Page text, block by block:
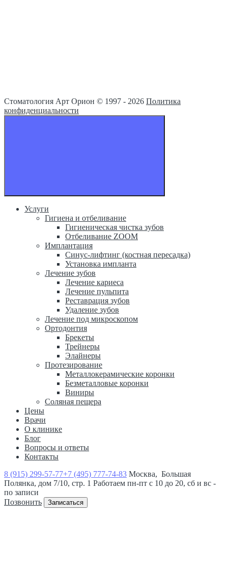
Стоматология Арт Орион © 1997 - 2026 Политика
конфиденциальности
Услуги
Гигиена и отбеливание
Гигиеническая чистка зубов
Отбеливание ZOOM
Имплантация
Синус-лифтинг (костная пересадка)
Установка импланта
Лечение зубов
Лечение кариеса
Лечение пульпита
Реставрация зубов
Удаление зубов
Лечение под микроскопом
Ортодонтия
Брекеты
Трейнеры
Элайнеры
Протезирование
Металлокерамические коронки
Безметалловые коронки
Виниры
Соляная пещера
Цены
Врачи
О клинике
Блог
Вопросы и ответы
Контакты
8 (915) 299-57-77+7 (495) 777-74-83 Москва, Большая
Полянка, дом 7/10, стр. 1 Работаем пн-пт с 10 до 20, сб и вс -
по записи
Позвонить
Записаться